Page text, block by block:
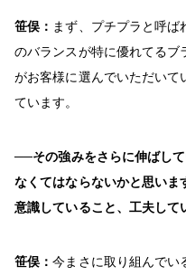
笹俣： まず、プチプラと呼
のバランスが特に優れてるブ
がお客様に選んでいただいて
ています。
──その強みをさらに伸ばし
なくてはならないかと思いま
意識していること、工夫して
笹俣：今まさに取り組んでい